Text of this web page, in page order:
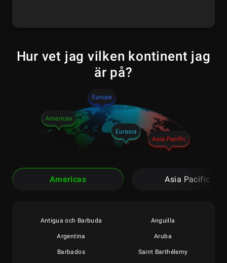
Hur vet jag vilken kontinent jag
är på?
Americas Asia Pacific
Antigua och Barbuda Anguilla
Argentina Aruba
Barbados Saint Barthélemy